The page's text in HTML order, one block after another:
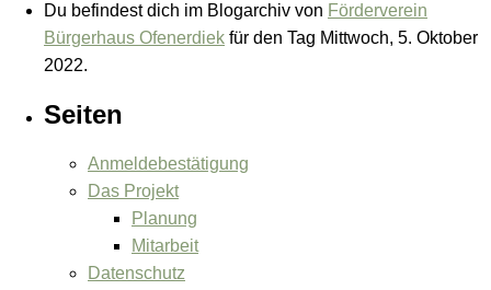
Du befindest dich im Blogarchiv von Förderverein
Bürgerhaus Ofenerdiek für den Tag Mittwoch, 5. Oktober
2022.
Seiten
Anmeldebestätigung
Das Projekt
Planung
Mitarbeit
Datenschutz